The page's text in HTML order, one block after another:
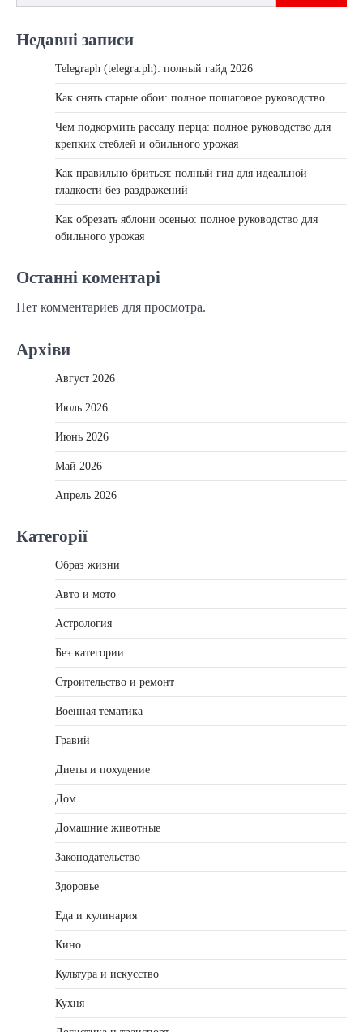
Недавні записи
Telegraph (telegra.ph): полный гайд 2026
Как снять старые обои: полное пошаговое руководство
Чем подкормить рассаду перца: полное руководство для
крепких стеблей и обильного урожая
Как правильно бриться: полный гид для идеальной
гладкости без раздражений
Как обрезать яблони осенью: полное руководство для
обильного урожая
Останні коментарі
Нет комментариев для просмотра.
Архіви
Август 2026
Июль 2026
Июнь 2026
Май 2026
Апрель 2026
Категорії
Образ жизни
Авто и мото
Астрология
Без категории
Строительство и ремонт
Военная тематика
Гравий
Диеты и похудение
Дом
Домашние животные
Законодательство
Здоровье
Еда и кулинария
Кино
Культура и искусство
Кухня